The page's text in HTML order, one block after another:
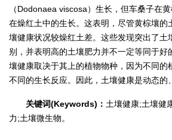
（Dodonaea viscosa）生长，但车桑子在
在燥红土中的生长。这表明，尽管黄棕壤的
壤健康状况较燥红土差。这些发现突出了土
别，并表明高的土壤肥力并不一定等同于好
壤健康取决于其上的植物物种，因为不同的
不同的生长反应。因此，土壤健康是动态的
关键词(Keywords)： 土壤健康;土壤健
力;土壤微生物。